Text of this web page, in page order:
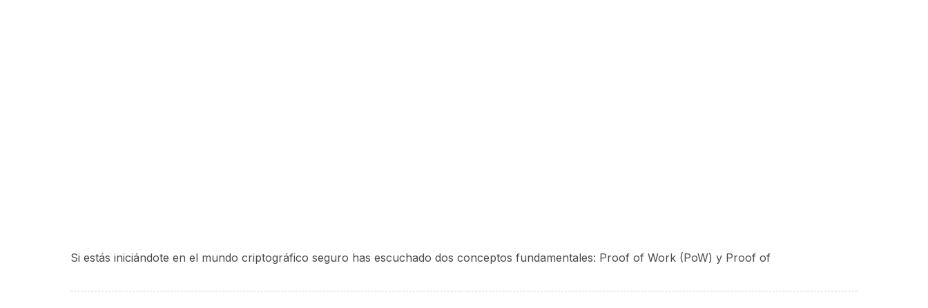
Si estás iniciándote en el mundo criptográfico seguro has escuchado dos conceptos fundamentales: Proof of Work (PoW) y Proof of